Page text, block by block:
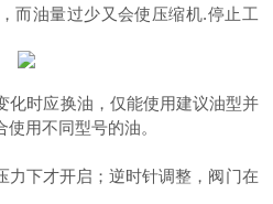
而油量过少又会使压缩机.停止工
化时应换油，仅能使用建议油型并
用不同型号的油。
力下才开启；逆时针调整，阀门在